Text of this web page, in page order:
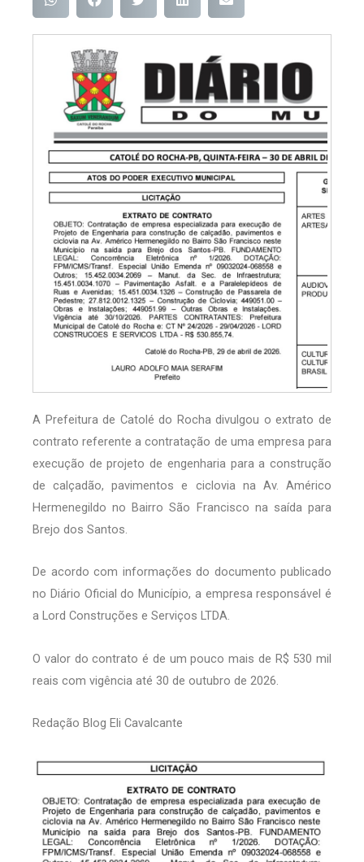
A Prefeitura de Catolé do Rocha divulgou o extrato de
contrato referente a contratação de uma empresa para
execução de projeto de engenharia para a construção
de calçadão, pavimentos e ciclovia na Av. Américo
Hermenegildo no Bairro São Francisco na saída para
Brejo dos Santos.
De acordo com informações do documento publicado
no Diário Oficial do Município, a empresa responsável é
a Lord Construções e Serviços LTDA.
O valor do contrato é de um pouco mais de R$ 530 mil
reais com vigência até 30 de outubro de 2026.
Redação Blog Eli Cavalcante